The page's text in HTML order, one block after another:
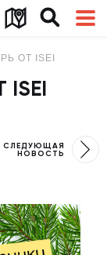
ОТ ISEI
СЛЕДУЮЩАЯ
НОВОСТЬ